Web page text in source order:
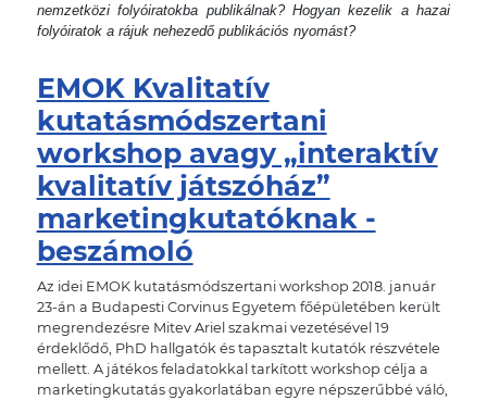
nemzetközi folyóiratokba publikálnak? Hogyan kezelik a hazai
folyóiratok a rájuk nehezedő publikációs nyomást?
EMOK Kvalitatív
kutatásmódszertani
workshop avagy „interaktív
kvalitatív játszóház”
marketingkutatóknak -
beszámoló
Az idei EMOK kutatásmódszertani workshop 2018. január
23-án a Budapesti Corvinus Egyetem főépületében került
megrendezésre Mitev Ariel szakmai vezetésével 19
érdeklődő, PhD hallgatók és tapasztalt kutatók részvétele
mellett. A játékos feladatokkal tarkított workshop célja a
marketingkutatás gyakorlatában egyre népszerűbbé váló,